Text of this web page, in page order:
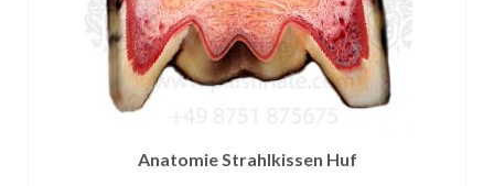
Anatomie Strahlkissen Huf